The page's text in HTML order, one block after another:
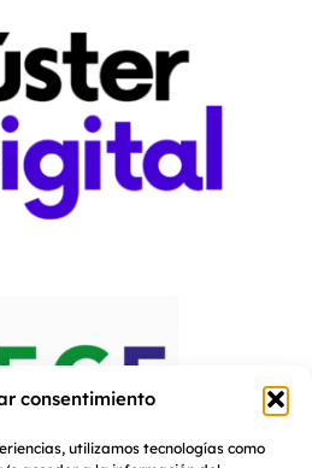
consentimiento
utilizamos tecnologías como